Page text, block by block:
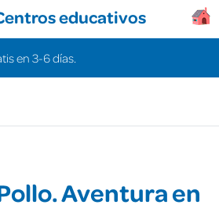
educativos
en 3-6 días.
Aventura en